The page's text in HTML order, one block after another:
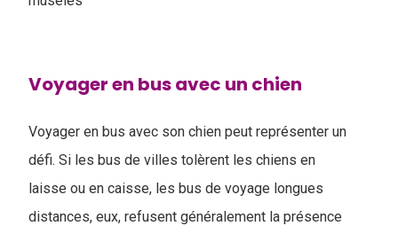
Voyager en bus avec un chien
Voyager en bus avec son chien peut représenter un
défi. Si les bus de villes tolèrent les chiens en
laisse ou en caisse, les bus de voyage longues
distances, eux, refusent généralement la présence